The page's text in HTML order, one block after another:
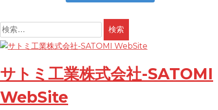
検
索:
コ
テ
ン
ツ
へ
サトミ工業株式会社-SATOMI
WebSite